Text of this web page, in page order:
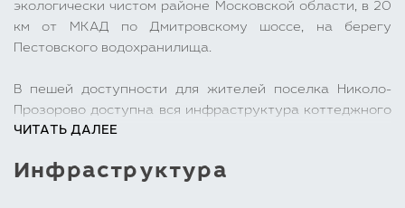
экологически чистом районе Московской области, в 20
км от МКАД по Дмитровскому шоссе, на берегу
Пестовского водохранилища.
В пешей доступности для жителей поселка Николо-
Прозорово доступна вся инфраструктура коттеджного
поселка Зеленый мыс: яхт-клуб, ресторан на воде
гимназия и многое другое. Рядом с поселком
ЧИТАТЬ ДАЛЕЕ
Инфраструктура